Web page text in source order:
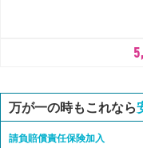
万が一の時もこれなら
請負賠償責任保険加入